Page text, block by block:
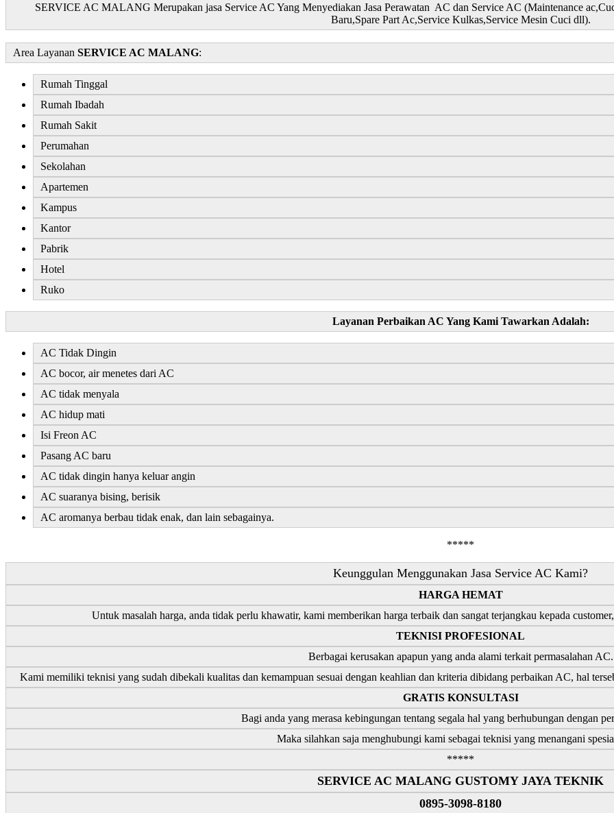
SERVICE AC MALANG Merupakan jasa Service AC Yang Menyediakan Jasa Perawatan AC dan Service AC (Maintenance
Baru,Spare Part Ac,Service Kulkas,Service Mesin Cuci dll).
Area Layanan SERVICE AC MALANG:
Rumah Tinggal
Rumah Ibadah
Rumah Sakit
Perumahan
Sekolahan
Apartemen
Kampus
Kantor
Pabrik
Hotel
Ruko
Layanan Perbaikan AC Yang Kami Tawarkan Adalah:
AC Tidak Dingin
AC bocor, air menetes dari AC
AC tidak menyala
AC hidup mati
Isi Freon AC
Pasang AC baru
AC tidak dingin hanya keluar angin
AC suaranya bising, berisik
AC aromanya berbau tidak enak, dan lain sebagainya.
*****
Keunggulan Menggunakan Jasa Service AC Kami?
HARGA HEMAT
Untuk masalah harga, anda tidak perlu khawatir, kami memberikan harga terbaik dan sangat terjangkau kepada
TEKNISI PROFESIONAL
Berbagai kerusakan apapun yang anda alami terkait permasalahan AC.
Kami memiliki teknisi yang sudah dibekali kualitas dan kemampuan sesuai dengan keahlian dan kriteria dibidang perbaikan AC, hal
GRATIS KONSULTASI
Bagi anda yang merasa kebingungan tentang segala hal yang berhubungan dengan
Maka silahkan saja menghubungi kami sebagai teknisi yang menangani
*****
SERVICE AC MALANG GUSTOMY JAYA TEKNIK
0895-3098-8180